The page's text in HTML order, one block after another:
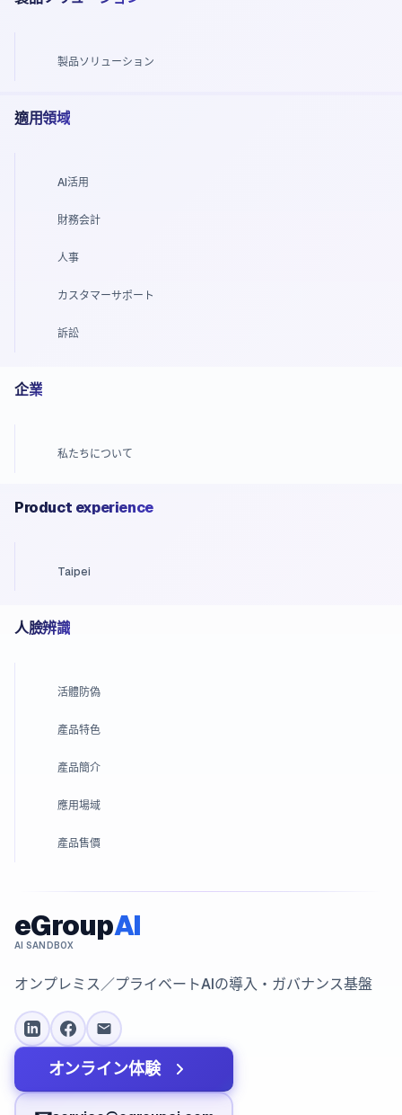
製品ソリューション
適用領域
AI活用
財務会計
人事
カスタマーサポート
訴訟
企業
私たちについて
Product experience
Taipei
人臉辨識
活體防偽
產品特色
產品簡介
應用場域
產品售價
eGroupAI
AI SANDBOX
オンプレミス／プライベートAIの導入・ガバナンス基盤
オンライン体験